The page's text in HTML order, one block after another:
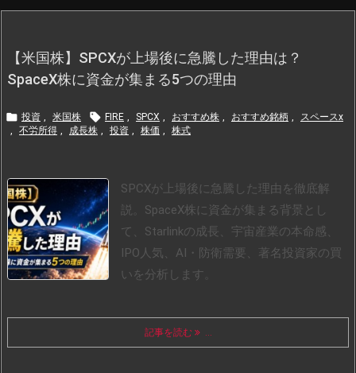
【米国株】SPCXが上場後に急騰した理由は？
SpaceX株に資金が集まる5つの理由
 投資 , 米国株  FIRE , SPCX , おすすめ株 , おすすめ銘柄 ,
スペースx
,
不労所得 , 成長株 , 投資 , 株価 , 株式
SPCXが上場後に急騰した理由を徹底解
説。SpaceX株に資金が集まる背景とし
て、Starlinkの成長、宇宙産業の本命感、
IPO人気、AI・防衛需要、著名投資家の買
いを分析します。
記事を読む ...